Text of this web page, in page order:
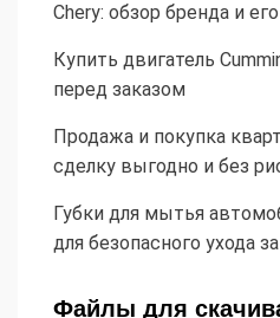
Chery: обзор бренда и
Купить двигатель
перед заказом
Продажа и покупка
сделку выгодно и без
Губки для мытья
для безопасного ухода
Файлы для